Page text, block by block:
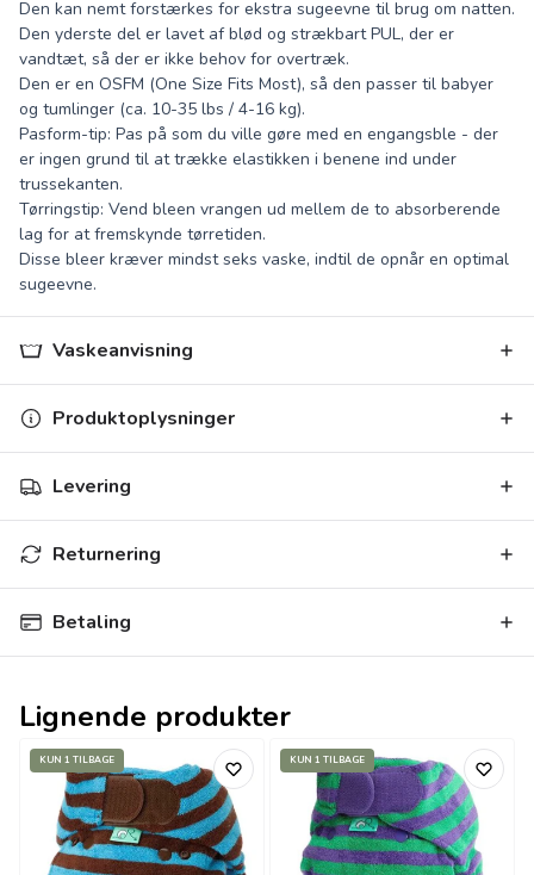
Den kan nemt forstærkes for ekstra sugeevne til brug om natten.
Den yderste del er lavet af blød og strækbart PUL, der er
vandtæt, så der er ikke behov for overtræk.
Den er en OSFM (One Size Fits Most), så den passer til babyer
og tumlinger (ca. 10-35 lbs / 4-16 kg).
Pasform-tip: Pas på som du ville gøre med en engangsble - der
er ingen grund til at trække elastikken i benene ind under
trussekanten.
Tørringstip: Vend bleen vrangen ud mellem de to absorberende
lag for at fremskynde tørretiden.
Disse bleer kræver mindst seks vaske, indtil de opnår en optimal
sugeevne.
Vaskeanvisning
Produktoplysninger
Levering
Returnering
Betaling
Lignende produkter
KUN 1 TILBAGE KUN 1 TILBAGE